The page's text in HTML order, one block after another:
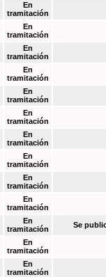
En
tramitación
En
tramitación
En
tramitación
En
tramitación
En
tramitación
En
tramitación
En
tramitación
En
tramitación
En
tramitación
En
tramitación
En
tramitación
Se
En
tramitación
En
tramitación